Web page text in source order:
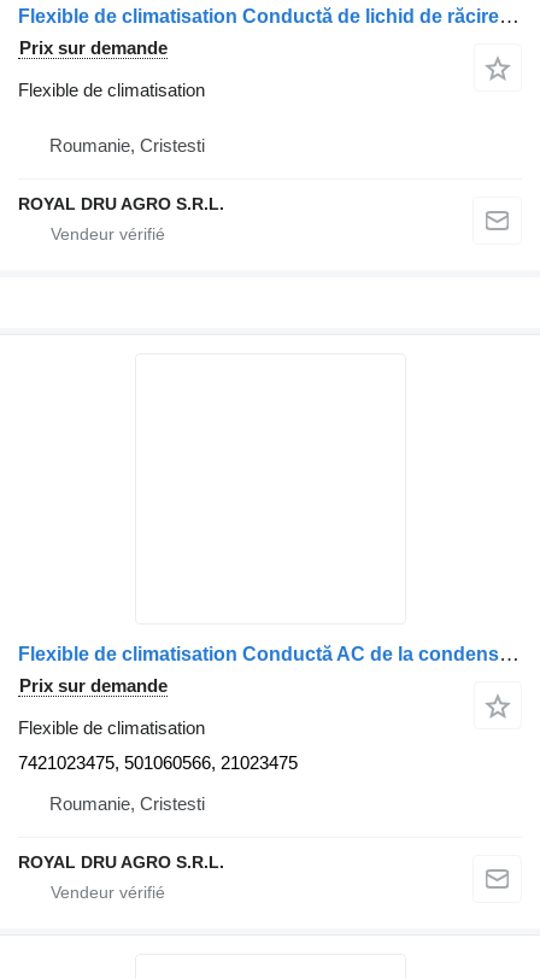
Flexible de climatisation Conductă de lichid de răcire pour camion Renault 7482542861 – țeavă dublă, cu coturi și etanșări, lungime aproximativă 45 cm
Prix sur demande
Flexible de climatisation
Roumanie, Cristesti
ROYAL DRU AGRO S.R.L.
Flexible de climatisation Conductă AC de la condensator la compresor 7421023475 501060566 pour camion Renault
Prix sur demande
Flexible de climatisation
7421023475, 501060566, 21023475
Roumanie, Cristesti
ROYAL DRU AGRO S.R.L.